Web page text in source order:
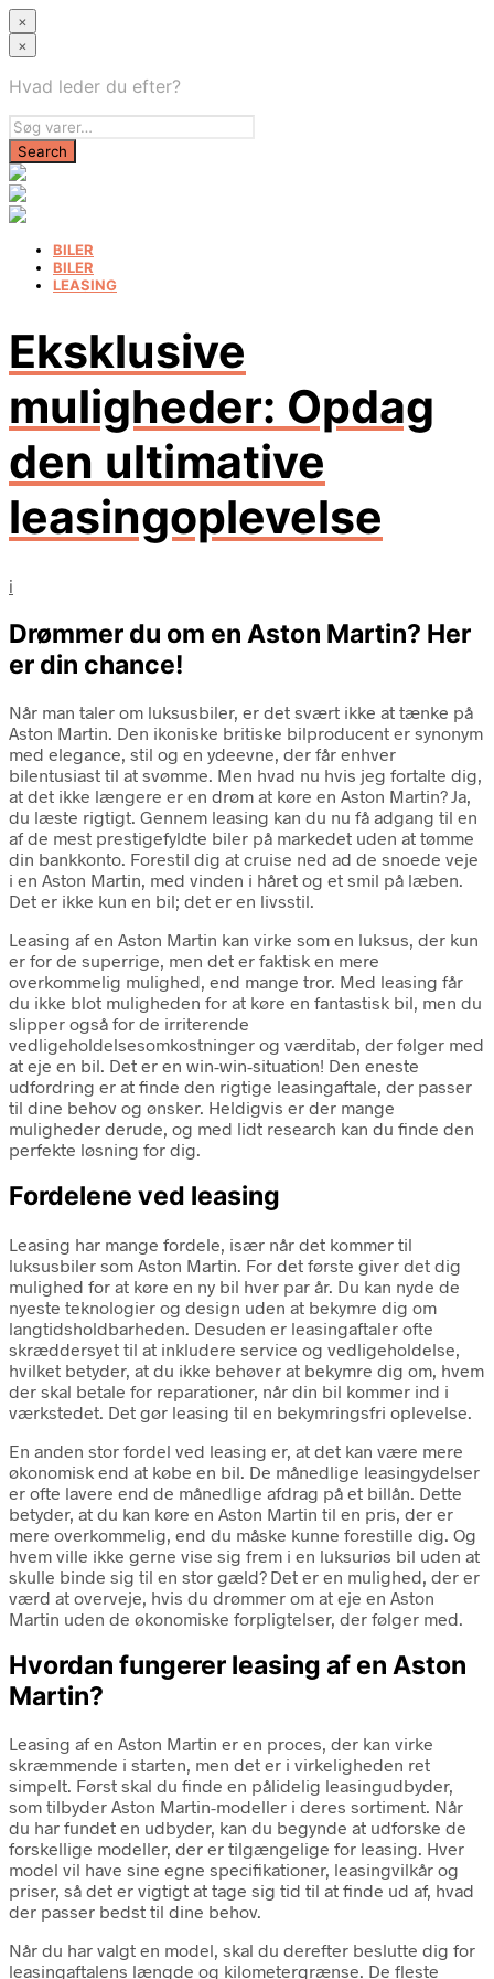
×
×
Hvad leder du efter?
BILER
BILER
LEASING
Eksklusive
muligheder: Opdag
den ultimative
leasingoplevelse
i
Drømmer du om en Aston Martin? Her
er din chance!
Når man taler om luksusbiler, er det svært ikke at tænke på
Aston Martin. Den ikoniske britiske bilproducent er synonym
med elegance, stil og en ydeevne, der får enhver
bilentusiast til at svømme. Men hvad nu hvis jeg fortalte dig,
at det ikke længere er en drøm at køre en Aston Martin? Ja,
du læste rigtigt. Gennem leasing kan du nu få adgang til en
af de mest prestigefyldte biler på markedet uden at tømme
din bankkonto. Forestil dig at cruise ned ad de snoede veje
i en Aston Martin, med vinden i håret og et smil på læben.
Det er ikke kun en bil; det er en livsstil.
Leasing af en Aston Martin kan virke som en luksus, der kun
er for de superrige, men det er faktisk en mere
overkommelig mulighed, end mange tror. Med leasing får
du ikke blot muligheden for at køre en fantastisk bil, men du
slipper også for de irriterende
vedligeholdelsesomkostninger og værditab, der følger med
at eje en bil. Det er en win-win-situation! Den eneste
udfordring er at finde den rigtige leasingaftale, der passer
til dine behov og ønsker. Heldigvis er der mange
muligheder derude, og med lidt research kan du finde den
perfekte løsning for dig.
Fordelene ved leasing
Leasing har mange fordele, især når det kommer til
luksusbiler som Aston Martin. For det første giver det dig
mulighed for at køre en ny bil hver par år. Du kan nyde de
nyeste teknologier og design uden at bekymre dig om
langtidsholdbarheden. Desuden er leasingaftaler ofte
skræddersyet til at inkludere service og vedligeholdelse,
hvilket betyder, at du ikke behøver at bekymre dig om, hvem
der skal betale for reparationer, når din bil kommer ind i
værkstedet. Det gør leasing til en bekymringsfri oplevelse.
En anden stor fordel ved leasing er, at det kan være mere
økonomisk end at købe en bil. De månedlige leasingydelser
er ofte lavere end de månedlige afdrag på et billån. Dette
betyder, at du kan køre en Aston Martin til en pris, der er
mere overkommelig, end du måske kunne forestille dig. Og
hvem ville ikke gerne vise sig frem i en luksuriøs bil uden at
skulle binde sig til en stor gæld? Det er en mulighed, der er
værd at overveje, hvis du drømmer om at eje en Aston
Martin uden de økonomiske forpligtelser, der følger med.
Hvordan fungerer leasing af en Aston
Martin?
Leasing af en Aston Martin er en proces, der kan virke
skræmmende i starten, men det er i virkeligheden ret
simpelt. Først skal du finde en pålidelig leasingudbyder,
som tilbyder Aston Martin-modeller i deres sortiment. Når
du har fundet en udbyder, kan du begynde at udforske de
forskellige modeller, der er tilgængelige for leasing. Hver
model vil have sine egne specifikationer, leasingvilkår og
priser, så det er vigtigt at tage sig tid til at finde ud af, hvad
der passer bedst til dine behov.
Når du har valgt en model, skal du derefter beslutte dig for
leasingaftalens længde og kilometergrænse. De fleste